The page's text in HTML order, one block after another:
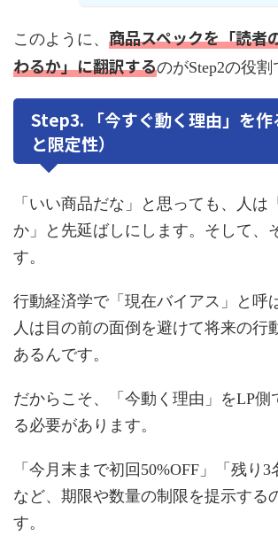
このように、 商品スペックを「読者
わるか」に翻訳するのがStep2の役割
Step3. 「今すぐ動く理由」を作
と限定性）
「いい商品だな」と思っても、人は
か」と先延ばしにします。そして、
す。
行動経済学で「現在バイアス」と呼
人は目の前の面倒を避けて将来の行
あるんです。
だからこそ、「今動く理由」をLP側
る必要があります。
「今月末まで初回50%OFF」「残り3
など、期限や数量の制限を提示する
す。